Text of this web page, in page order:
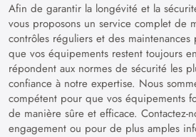
Afin de garantir la longévité et la
vous proposons un service complet de
contrôles réguliers et des maintenances
que vos équipements restent toujours
répondent aux normes de sécurité les
confiance à notre expertise. Nous
compétent pour que vos équipements
de manière sûre et efficace. Contactez-
engagement ou pour de plus amples